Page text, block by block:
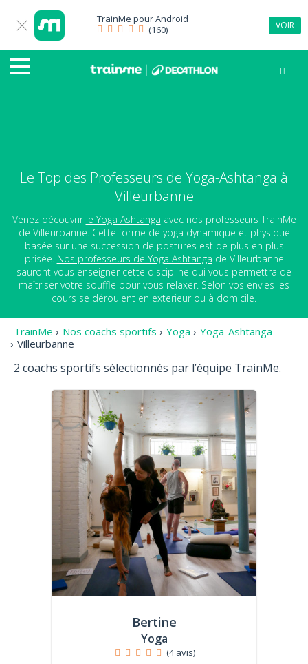
TrainMe pourAndroid
(160)
VOIR
Le Top des Professeurs de Yoga-Ashtanga à
Villeurbanne
Venez découvrir le Yoga Ashtanga avec nos professeurs TrainMe
de Villeurbanne. Cette forme de yoga dynamique et physique
basée sur une succession de postures est de plus en plus
prisée. Nos professeurs de Yoga Ashtanga de Villeurbanne
sauront vous enseigner cette discipline qui vous permettra de
maîtriser votre souffle pour vous relaxer. Selon vos envies les
cours se déroulent en exterieur ou à domicile.
TrainMe › Nos coachs sportifs › Yoga › Yoga-Ashtanga
› Villeurbanne
2 coachs sportifs sélectionnés par l’équipe TrainMe.
Bertine
Yoga
(4 avis)